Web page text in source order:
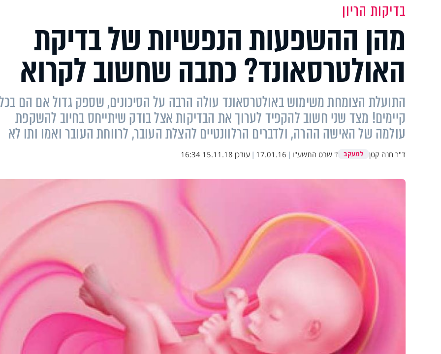
בדיקות הריון
מהן ההשפעות הנפשיות של בדיקת
האולטרסאונד? כתבה שחשוב לקרוא
התועלת הצומחת משימוש באולטרסאונד עולה הרבה על הסיכונים, שספק גדול אם הם
קיימים! מצד שני חשוב להקפיד לערוך את הבדיקות אצל בודק שיתייחס בחיוב להשקפת
עולמה של האישה ההרה, ולדברים הרלוונטיים להצלת העובר, לרווחת העובר ואמו ותו לא
ד"ר חנה קטן למעקב ז' שבט התשע"ו |
17.01.16
| עודכן 15.11.18 16:34